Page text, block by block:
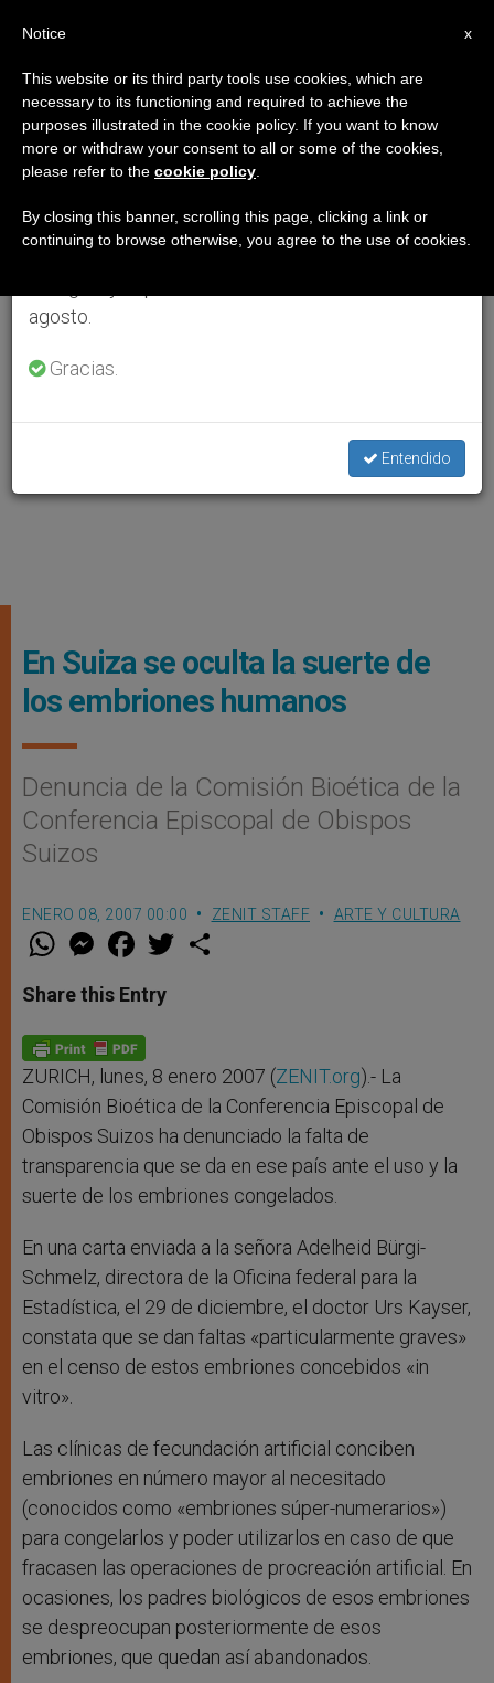
En Suiza se oculta la suerte de
los embriones humanos
Denuncia de la Comisión Bioética de la
Conferencia Episcopal de Obispos
Suizos
ENERO 08, 2007 00:00 ZENIT STAFF ARTE Y CULTURA
W
t
s
p
p
M
e
s
e
g
e
r
F
a
e
b
o
k
w
Share this Entry
ZURICH, lunes, 8 enero 2007 (ZENIT.org).- La
Comisión Bioética de la Conferencia Episcopal de
Obispos Suizos ha denunciado la falta de
transparencia que se da en ese país ante el uso y la
suerte de los embriones congelados.
En una carta enviada a la señora Adelheid Bürgi-
Schmelz, directora de la Oficina federal para la
Estadística, el 29 de diciembre, el doctor Urs Kayser,
constata que se dan faltas «particularmente graves»
en el censo de estos embriones concebidos «in
vitro».
Las clínicas de fecundación artificial conciben
embriones en número mayor al necesitado
(conocidos como «embriones súper-numerarios»)
para congelarlos y poder utilizarlos en caso de que
fracasen las operaciones de procreación artificial. En
ocasiones, los padres biológicos de esos embriones
se despreocupan posteriormente de esos
embriones, que quedan así abandonados.
×
Aviso importante
Del 27 de julio al 7 de agosto haremos la pausa
anual, aprovechando que en el periodo de verano
se generan menos informaciones y también el
agosto.
Gracias.
Entendido
x
Notice
This website or its third party tools use cookies, which are
necessary to its functioning and required to achieve the
purposes illustrated in the cookie policy. If you want to know
more or withdraw your consent to all or some of the cookies,
please refer to the cookie policy
By closing this banner, scrolling this page, clicking a link or
continuing to browse otherwise, you agree to the use of cookies.